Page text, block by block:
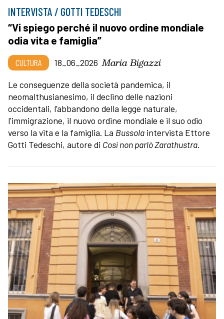
INTERVISTA / GOTTI TEDESCHI
“Vi spiego perché il nuovo ordine mondiale
odia vita e famiglia”
CULTURA 18_06_2026 Maria Bigazzi
Le conseguenze della società pandemica, il
neomalthusianesimo, il declino delle nazioni
occidentali, l’abbandono della legge naturale,
l'immigrazione, il nuovo ordine mondiale e il suo odio
verso la vita e la famiglia. La Bussola intervista Ettore
Gotti Tedeschi, autore di Così non parlò Zarathustra.